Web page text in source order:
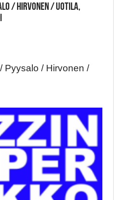
/ HIRVONEN / UOTILA,
Pyysalo / Hirvonen /